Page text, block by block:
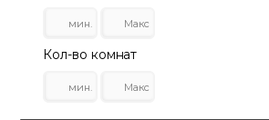
Кол-во комнат